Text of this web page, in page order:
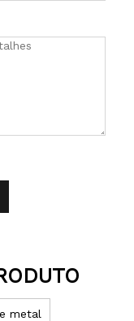
metal